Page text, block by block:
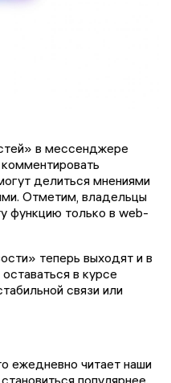
в мессенджере
делиться мнениями
Отметим, владельцы
функцию только в web-
теперь выходят и в
в курсе
связи или
ежедневно читает наши
популярнее.